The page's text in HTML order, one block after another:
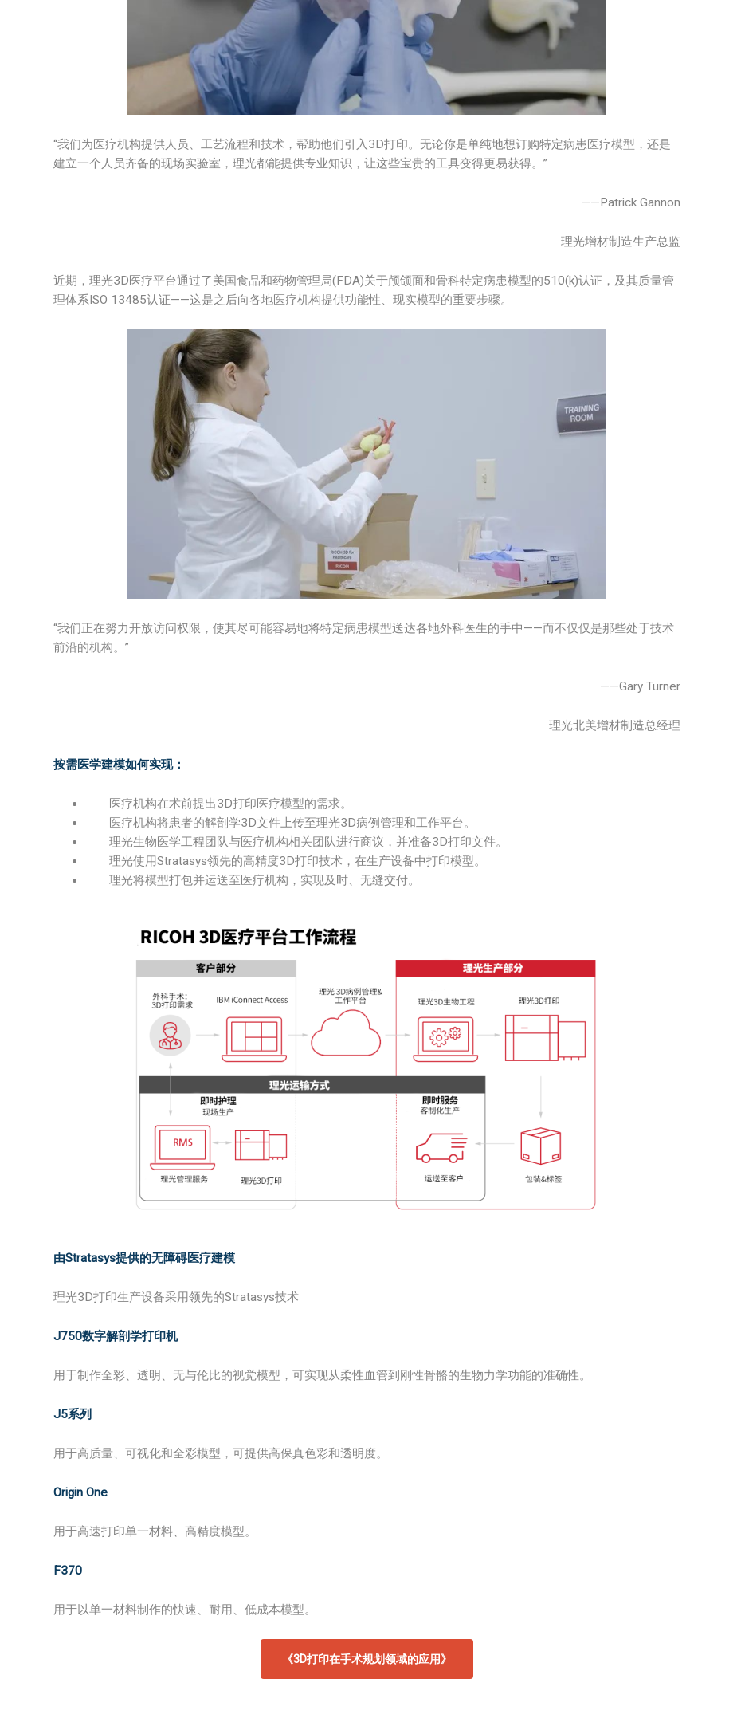
“我们为医疗机构提供人员、工艺流程和技术，帮助他们引入3D打印。无论你是单纯地想订购特定病患医疗模型，还是
建立一个人员齐备的现场实验室，理光都能提供专业知识，让这些宝贵的工具变得更易获得。”
——Patrick Gannon
理光增材制造生产总监
近期，理光3D医疗平台通过了美国食品和药物管理局(FDA)关于颅颌面和骨科特定病患模型的510(k)认证，及其质量管
理体系ISO 13485认证——这是之后向各地医疗机构提供功能性、现实模型的重要步骤。
“我们正在努力开放访问权限，使其尽可能容易地将特定病患模型送达各地外科医生的手中——而不仅仅是那些处于技术
前沿的机构。”
——Gary Turner
理光北美增材制造总经理
按需医学建模如何实现：
医疗机构在术前提出3D打印医疗模型的需求。
医疗机构将患者的解剖学3D文件上传至理光3D病例管理和工作平台。
理光生物医学工程团队与医疗机构相关团队进行商议，并准备3D打印文件。
理光使用Stratasys领先的高精度3D打印技术，在生产设备中打印模型。
理光将模型打包并运送至医疗机构，实现及时、无缝交付。
由Stratasys提供的无障碍医疗建模
理光3D打印生产设备采用领先的Stratasys技术
J750数字解剖学打印机
用于制作全彩、透明、无与伦比的视觉模型，可实现从柔性血管到刚性骨骼的生物力学功能的准确性。
J5系列
用于高质量、可视化和全彩模型，可提供高保真色彩和透明度。
Origin One
用于高速打印单一材料、高精度模型。
F370
用于以单一材料制作的快速、耐用、低成本模型。
《3D打印在手术规划领域的应用》